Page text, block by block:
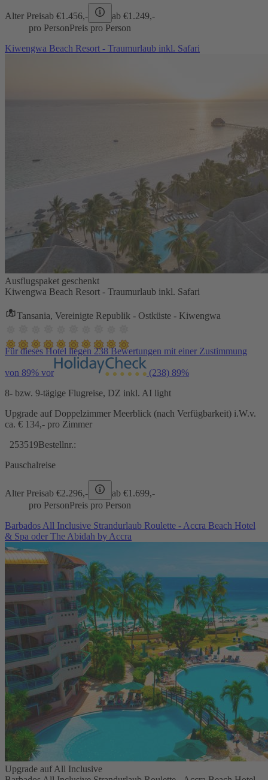
Alter Preisab €1.456,- ab €1.249,-
pro PersonPreis pro Person
Kiwengwa Beach Resort - Traumurlaub inkl. Safari
Ausflugspaket geschenkt
Kiwengwa Beach Resort - Traumurlaub inkl. Safari
Tansania, Vereinigte Republik - Ostküste - Kiwengwa
Für dieses Hotel liegen 238 Bewertungen mit einer Zustimmung
von 89% vor (238) 89%
8- bzw. 9-tägige Flugreise, DZ inkl. AI light
Upgrade auf Doppelzimmer Meerblick (nach Verfügbarkeit) i.W.v.
ca. € 134,- pro Zimmer
253519Bestellnr.:
Pauschalreise
Alter Preisab €2.296,- ab €1.699,-
pro PersonPreis pro Person
Barbados All Inclusive Strandurlaub Roulette - Accra Beach Hotel
& Spa oder The Abidah by Accra
Upgrade auf All Inclusive